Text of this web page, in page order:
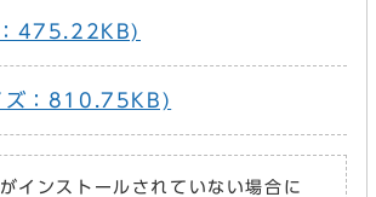
475.22KB)
ズ：810.75KB)
ンストールされていない場合に